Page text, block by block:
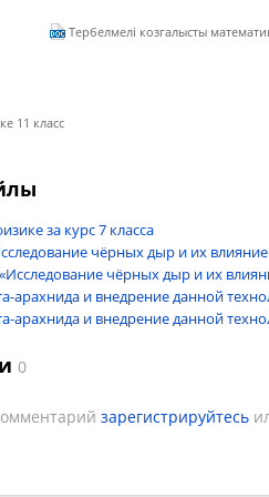
энергиясы кемитінін (және
есеп­тей келе мынаны
алынған зарядтың туындысы
(үдеу) координатаның
Тербелмелі козгалысты
11 класс
за курс 7 класса
чёрных дыр и их
чёрных дыр и их
арахнида и внедрение данной
арахнида и внедрение данной
0
зарегистрируйтесь